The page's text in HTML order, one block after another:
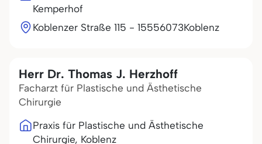
Kemperhof
Koblenzer Straße 115 - 15556073Koblenz
Herr Dr. Thomas J. Herzhoff
Facharzt für Plastische und Ästhetische
Chirurgie
Praxis für Plastische und Ästhetische
Chirurgie, Koblenz